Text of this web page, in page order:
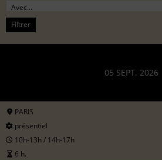
Filtrer
05 SEPT. 2026
PARIS
présentiel
10h-13h / 14h-17h
6 h.